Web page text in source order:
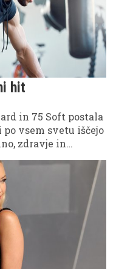
hit
in 75 Soft postala
vsem svetu iščejo
zdravje in
na to strogo
vzdržen izziv 75
Preverite v